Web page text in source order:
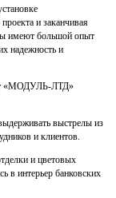
и заканчивая
имеют большой опыт
надежность и
от «МОДУЛЬ-ЛТД»
выстрелы из
и клиентов.
и цветовых
в интерьер банковских